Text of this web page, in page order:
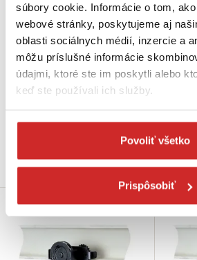
súbory cookie. Informácie o tom,
webové stránky, poskytujeme aj
oblasti sociálnych médií, inzercie a
môžu príslušné informácie
údajmi, ktoré ste im poskytli alebo
keď ste používali ich služby.
Povoliť všetko
Prispôsobiť
Yale Reťazou ovládaný pojazd
HTG 8000 - vozík B 8000kg
Dopytovať dostupnosť
Yale
Nie je